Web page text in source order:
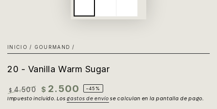
INICIO / GOURMAND /
20 - Vanilla Warm Sugar
Precio
$ 4.500
Precio
$ 2.500 –45%
Impuesto incluido. Losgastos de envío se calculan en la pantalla de pago.